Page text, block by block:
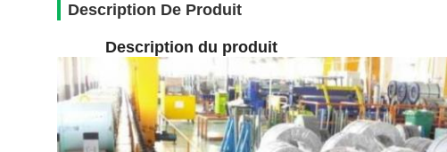
Description De Produit
Description du produit